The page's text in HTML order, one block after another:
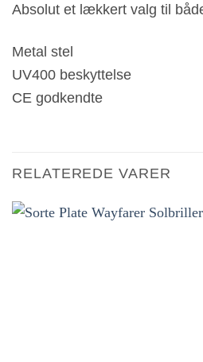
Absolut et lækkert valg til
Metal stel
UV400 beskyttelse
CE godkendte
RELATEREDE VARER